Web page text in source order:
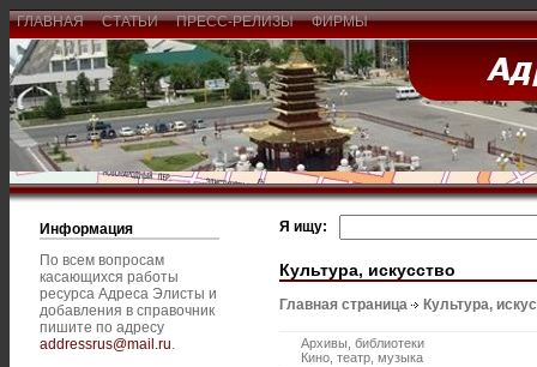
ГЛАВНАЯ СТАТЬИ ПРЕСС-РЕЛИЗЫ ФИРМЫ
Информация
По всем вопросам
касающихся работы
ресурса Адреса Элисты и
добавления в справочник
пишите по адресу
addressrus@mail.ru.
Я ищу:
Культура, искусство
Главная страница Культура,
Архивы, библиотеки
Кино, театр, музыка